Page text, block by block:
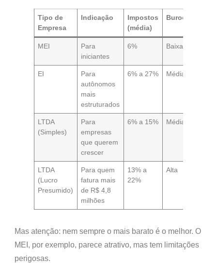
Tipo de
Empresa
Indicação
Impostos
(média)
Burocracia
MEI
Para
iniciantes
6% Baixa
EI
Para
autônomos
mais
estruturados
6% a 27% Média
LTDA
(Simples)
Para
empresas
que querem
crescer
6% a 15% Média
LTDA
(Lucro
Presumido)
Para quem
fatura mais
de R$ 4,8
milhões
13% a
22%
Alta
Mas atenção: nem sempre o mais barato é o melhor. O
MEI, por exemplo, parece atrativo, mas tem limitações
perigosas.